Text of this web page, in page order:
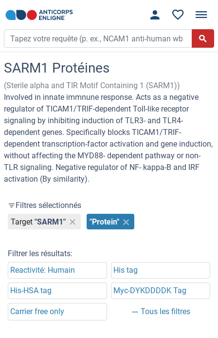
SARM1 Protéines
(Sterile alpha and TIR Motif Containing 1 (SARM1))
Involved in innate immnune response. Acts as a negative
regulator of TICAM1/TRIF-dependent Toll-like receptor
signaling by inhibiting induction of TLR3- and TLR4-
dependent genes. Specifically blocks TICAM1/TRIF-
dependent transcription-factor activation and gene induction,
without affecting the MYD88- dependent pathway or non-
TLR signaling. Negative regulator of NF- kappa-B and IRF
activation (By similarity).
Filtres sélectionnés
Target "SARM1" "Protein"
Filtrer les résultats:
Reactivité: Humain
His tag
His-HSA tag Myc-DYKDDDDK Tag
Carrier free only Tous les filtres